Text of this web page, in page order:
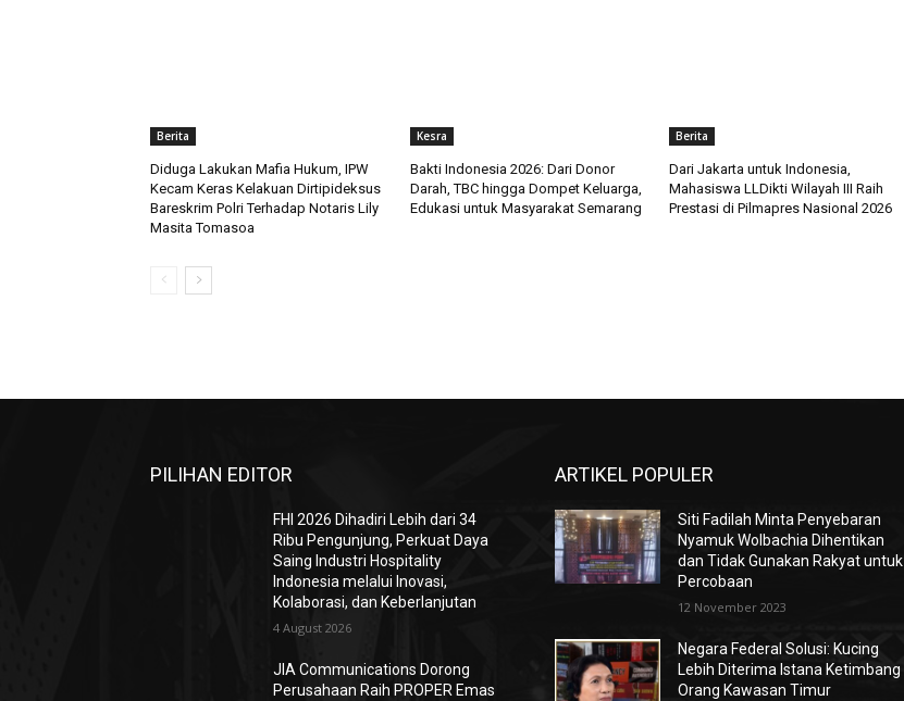
Berita
Diduga Lakukan Mafia Hukum, IPW
Kecam Keras Kelakuan Dirtipideksus
Bareskrim Polri Terhadap Notaris Lily
Masita Tomasoa
Kesra
Bakti Indonesia 2026: Dari Donor
Darah, TBC hingga Dompet Keluarga,
Edukasi untuk Masyarakat Semarang
Berita
Dari Jakarta untuk Indonesia,
Mahasiswa LLDikti Wilayah III Raih
Prestasi di Pilmapres Nasional 2026
PILIHAN EDITOR
FHI 2026 Dihadiri Lebih dari 34
Ribu Pengunjung, Perkuat Daya
Saing Industri Hospitality
Indonesia melalui Inovasi,
Kolaborasi, dan Keberlanjutan
4 August 2026
JIA Communications Dorong
Perusahaan Raih PROPER Emas
ARTIKEL POPULER
Siti Fadilah Minta Penyebaran
Nyamuk Wolbachia Dihentikan
dan Tidak Gunakan Rakyat untuk
Percobaan
12 November 2023
Negara Federal Solusi: Kucing
Lebih Diterima Istana Ketimbang
Orang Kawasan Timur